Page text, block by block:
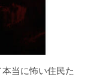
当に怖い住民た